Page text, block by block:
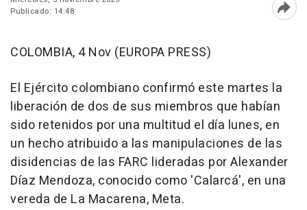
Publicado: 14:48
COLOMBIA, 4 Nov (EUROPA PRESS)
El Ejército colombiano confirmó este martes la
liberación de dos de sus miembros que habían
sido retenidos por una multitud el día lunes, en
un hecho atribuido a las manipulaciones de las
disidencias de las FARC lideradas por Alexander
Díaz Mendoza, conocido como 'Calarcá', en una
vereda de La Macarena, Meta.